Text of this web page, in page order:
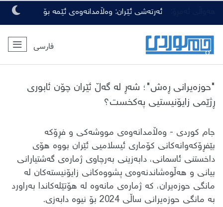
ئەرتەشی ئێران: وەڵامدانەوەی ئێمە بۆ
هەرچەشنە دەستدرێژیەکی دوژمنان، توندتر
و کەمەرشکێنتر دەبێت
فارسی
"حوزەیرانی ڕەش"؛ شەڕ لە گەڵ ئێران چۆن ئابوری
ڕژێمی زایۆنیستیی پەکخست؟
جام کوردی - وەڵامدانەوەی مووشەکی و فڕۆکە
بێفڕۆکەوانەکانی کۆماری ئیسلامیی ئێران بووە هۆی
داخستنی ئاسمانی، دابەزینی بەرچاوی ژمارەی گەشتیارانی
بیانی و هەڵوەشاندنەوەی پشووەکانی زایۆنیستەکان لە
مانگی حوزەیران، کە ژمارەی مانەوە لە هۆتێلەکاندا بەراورد
بە مانگی حوزەیرانی ساڵی 2024 بۆ نیوە دابەزی.